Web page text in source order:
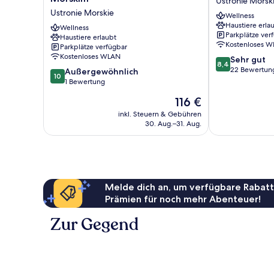
Ustroniu
Morskim
Ustronie
Morskie
Ustronie Morskie
Wellness
Haustiere erlaubt
Parkplätze verfügbar
Kostenloses WLAN
10.0
von
10 Außergewöhnlich
1 Bewertung
Der
Preis
beträgt
116 €
inkl. Steuern & Gebühren
30. Aug.–31. Aug.
Ustronie
Morskie
Wellness
Haustiere
Parkplätze
Kostenloses
8.4
von
8,4 Sehr gut
22
Melde dich an, um verfügbare
Prämien für noch mehr Abenteuer!
Zur Gegend